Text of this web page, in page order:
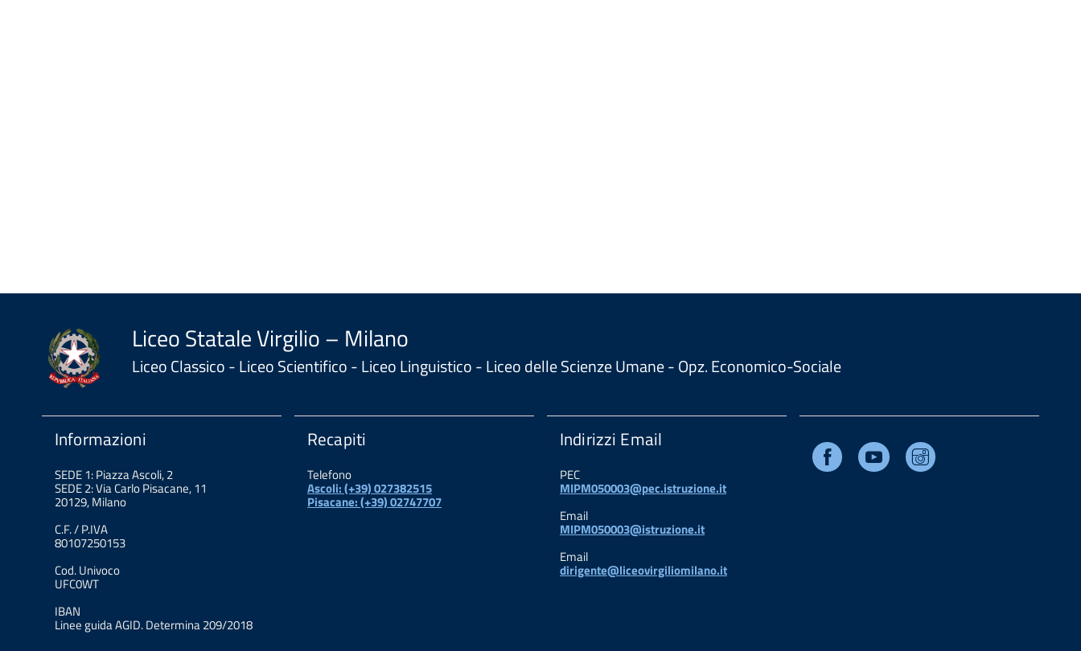
Liceo Statale Virgilio – Milano
Liceo Classico - Liceo Scientifico - Liceo Linguistico - Liceo delle Scienze Umane - Opz. Economico-Sociale
Informazioni
SEDE 1: Piazza Ascoli, 2
SEDE 2: Via Carlo Pisacane, 11
20129, Milano
C.F. / P.IVA
80107250153
Cod. Univoco
UFC0WT
IBAN
Linee guida AGID. Determina 209/2018
Recapiti
Telefono
Ascoli: (+39) 027382515
Pisacane: (+39) 02747707
Indirizzi Email
PEC
MIPM050003@pec.istruzione.it
Email
MIPM050003@istruzione.it
Email
dirigente@liceovirgiliomilano.it
Facebook Youtube